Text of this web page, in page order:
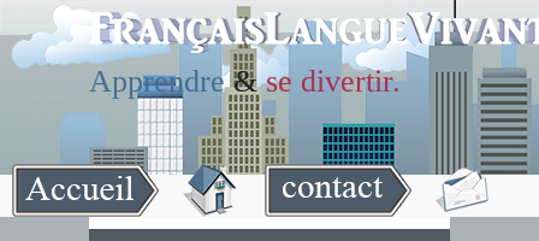
Apprendre&se divertir.